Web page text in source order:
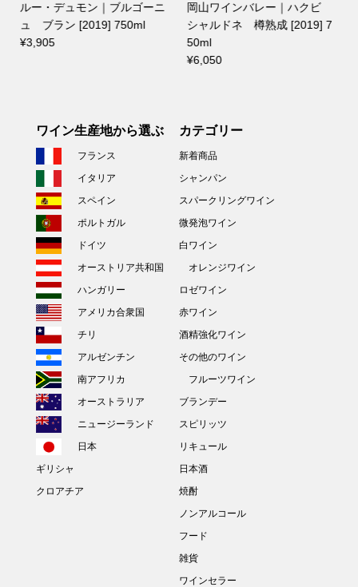
ルー・デュモン｜ブルゴーニ
ュ ブラン [2019] 750ml
¥3,905
岡山ワインバレー｜ハクビ
シャルドネ 樽熟成 [2019] 7
50ml
¥6,050
ワイン生産地から選ぶ
フランス
イタリア
スペイン
ポルトガル
ドイツ
オーストリア共和国
ハンガリー
アメリカ合衆国
チリ
アルゼンチン
南アフリカ
オーストラリア
ニュージーランド
日本
ギリシャ
クロアチア
カテゴリー
新着商品
シャンパン
スパークリングワイン
微発泡ワイン
白ワイン
オレンジワイン
ロゼワイン
赤ワイン
酒精強化ワイン
その他のワイン
フルーツワイン
ブランデー
スピリッツ
リキュール
日本酒
焼酎
ノンアルコール
フード
雑貨
ワインセラー